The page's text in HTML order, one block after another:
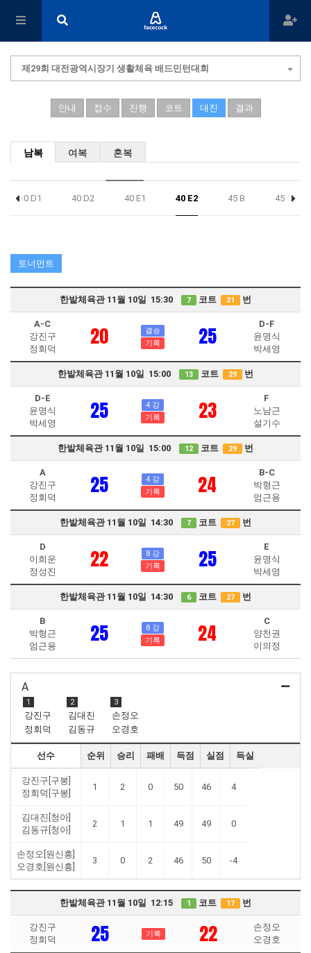
제29회 대전광역시장기 생활체육 배드민턴대회
안내 접수 진행 코트 대진 결과
남복 여복 혼복
40 D1 40 D2 40 E1 40 E2 45 B 45 C
토너먼트
한밭체육관 11월 10일 15:30 7 코트 31 번
A-C
강진구
정회덕
20
결승
기록
25
D-F
윤명식
박세영
한밭체육관 11월 10일 15:00 13 코트 29 번
D-E
윤명식
박세영
25
4 강
기록
23
F
노남근
설기수
한밭체육관 11월 10일 15:00 12 코트 29 번
A
강진구
정회덕
25
4 강
기록
24
B-C
박형근
엄근용
한밭체육관 11월 10일 14:30 7 코트 27 번
D
이희운
정성진
22
8 강
기록
25
E
윤명식
박세영
한밭체육관 11월 10일 14:30 6 코트 27 번
B
박형근
엄근용
25
8 강
기록
24
C
양천권
이의정
A
1
강진구
정회덕
2
김대진
김동규
3
손정오
오경호
선수 순위 승리 패배 득점 실점 득실
강진구[구봉]
정회덕[구봉]
1 2 0 50 46 4
김대진[청아]
김동규[청아]
2 1 1 49 49 0
손정오[원신흥]
오경호[원신흥]
3 0 2 46 50 -4
한밭체육관 11월 10일 12:15 1 코트 17 번
강진구
정회덕
25 기록 22
손정오
오경호